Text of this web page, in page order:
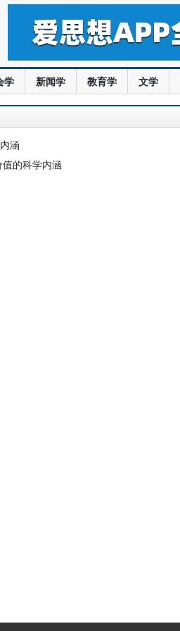
学 新闻学 教育学 文学
涵
的科学内涵